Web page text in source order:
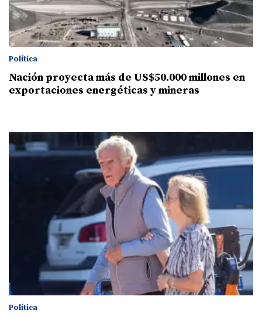
Política
Nación proyecta más de US$50.000 millones en
exportaciones energéticas y mineras
Política